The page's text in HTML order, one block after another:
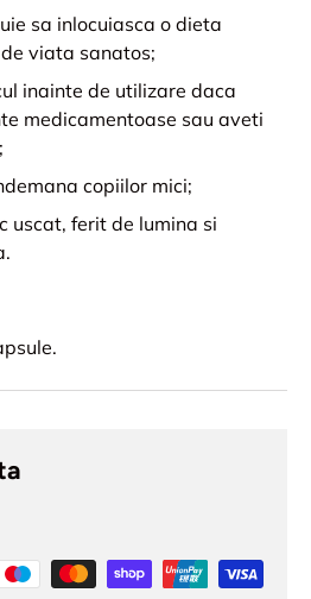
sa inlocuiasca o dieta
viata sanatos;
inainte de utilizare daca
medicamentoase sau aveti
copiilor mici;
uscat, ferit de lumina si